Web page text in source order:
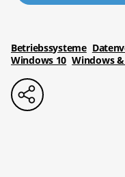
Betriebssysteme
Windows 10 Windows &